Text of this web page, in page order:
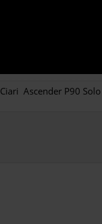
Ciari Ascender P90 Solo